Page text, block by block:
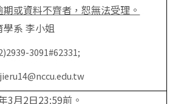
期或資料不齊者，恕無法受理。
學系 李小姐
3091#62331;
jieru14@nccu.edu.tw
3月2日23:59前。